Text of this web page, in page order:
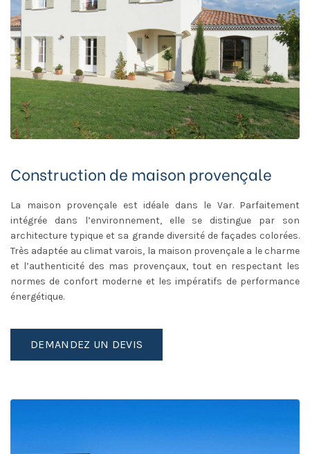
Construction de maison provençale
La maison provençale est idéale dans le Var. Parfaitement
intégrée dans l’environnement, elle se distingue par son
architecture typique et sa grande diversité de façades colorées.
Très adaptée au climat varois, la maison provençale a le charme
et l’authenticité des mas provençaux, tout en respectant les
normes de confort moderne et les impératifs de performance
énergétique.
DEMANDEZ UN DEVIS